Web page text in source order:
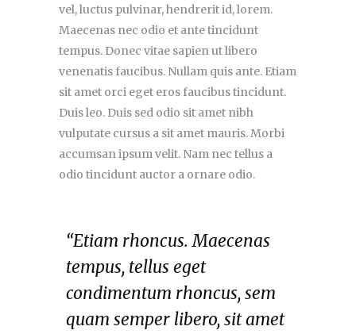
vel, luctus pulvinar, hendrerit id, lorem.
Maecenas nec odio et ante tincidunt
tempus. Donec vitae sapien ut libero
venenatis faucibus. Nullam quis ante. Etiam
sit amet orci eget eros faucibus tincidunt.
Duis leo. Duis sed odio sit amet nibh
vulputate cursus a sit amet mauris. Morbi
accumsan ipsum velit. Nam nec tellus a
odio tincidunt auctor a ornare odio.
“Etiam rhoncus. Maecenas
tempus, tellus eget
condimentum rhoncus, sem
quam semper libero, sit amet